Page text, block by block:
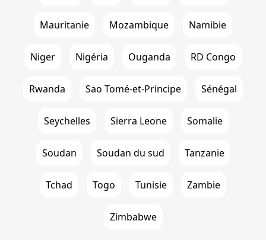
Mauritanie Mozambique Namibie
Niger Nigéria Ouganda RD Congo
Rwanda Sao Tomé-et-Principe Sénégal
Seychelles Sierra Leone Somalie
Soudan Soudan du sud Tanzanie
Tchad Togo Tunisie Zambie
Zimbabwe